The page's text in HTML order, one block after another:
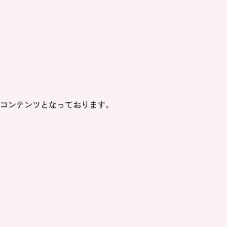
テンツとなっております。